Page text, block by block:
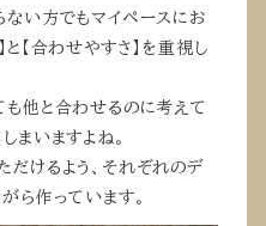
い方でもマイペースにお
【合わせやすさ】を重視し
他と合わせるのに考えて
まいますよね。
けるよう、それぞれのデ
ら作っています。